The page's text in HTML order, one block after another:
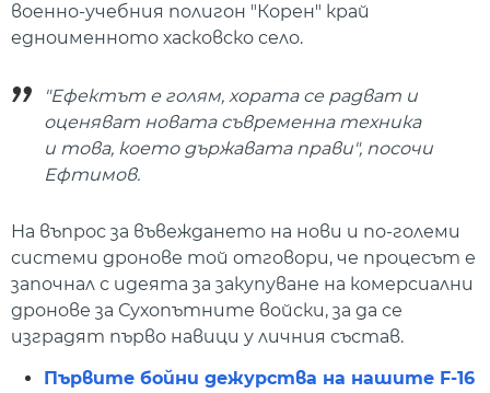
военно-учебния полигон "Корен" край
едноименното хасковско село.
"Ефектът е голям, хората се радват и
оценяват новата съвременна техника
и това, което държавата прави", посочи
Ефтимов.
На въпрос за въвеждането на нови и по-големи
системи дронове той отговори, че процесът е
започнал с идеята за закупуване на комерсиални
дронове за Сухопътните войски, за да се
изградят първо навици у личния състав.
Първите бойни дежурства на нашите F-16